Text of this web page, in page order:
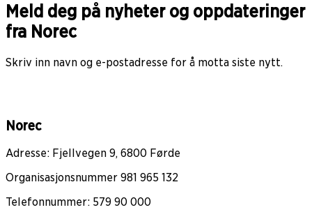
Meld deg på nyheter og oppdateringer
fra Norec
Skriv inn navn og e-postadresse for å motta siste nytt.
Norec
Adresse: Fjellvegen 9, 6800 Førde
Organisasjonsnummer 981 965 132
Telefonnummer: 579 90 000